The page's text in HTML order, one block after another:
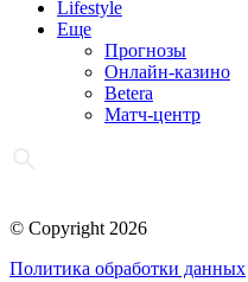
Lifestyle
Еще
Прогнозы
Онлайн-казино
Betera
Матч-центр
© Copyright 2026
Политика обработки данных